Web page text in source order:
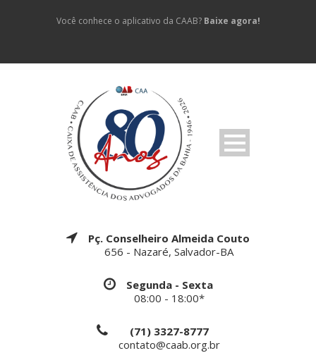
Você conhece o aplicativo da CAAB? Baixe agora!
Pç. Conselheiro Almeida Couto
656 - Nazaré, Salvador-BA
Segunda - Sexta
08:00 - 18:00*
(71) 3327-8777
contato@caab.org.br